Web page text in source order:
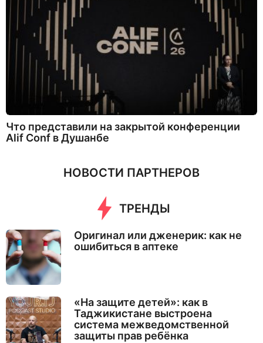
Что представили на закрытой конференции
Alif Conf в Душанбе
НОВОСТИ ПАРТНЕРОВ
ТРЕНДЫ
Оригинал или дженерик: как не
ошибиться в аптеке
«На защите детей»: как в
Таджикистане выстроена
система межведомственной
защиты прав ребёнка